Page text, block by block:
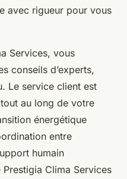
avec rigueur pour vous
Services, vous
conseils d’experts,
Le service client est
au long de votre
énergétique
entre
humain
Clima Services